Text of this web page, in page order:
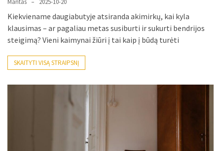
Verslas
(20)
LAISVALAIKIS
(13)
Mantas 2025-10-20
Kiekviename daugiabutyje atsiranda akimirkų, kai kyla
klausimas – ar pagaliau metas susiburti ir sukurti bendrijos
steigimą? Vieni kaimynai žiūri į tai kaip į būdą turėti
SKAITYTI VISĄ STRAIPSNĮ